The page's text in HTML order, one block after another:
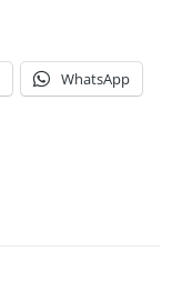
WhatsApp